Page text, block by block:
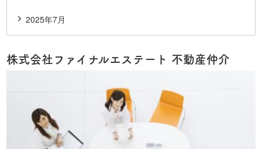
2025年7月
株式会社ファイナルエステート 不動産仲介